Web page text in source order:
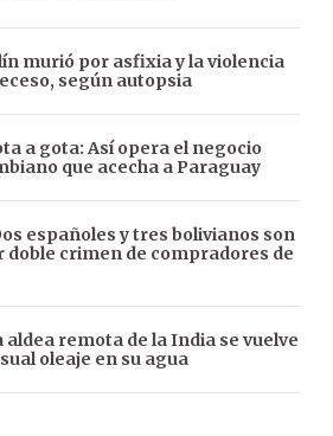
murió por asfixia y la violencia
según autopsia
a gota: Así opera el negocio
que acecha a Paraguay
españoles y tres bolivianos son
doble crimen de compradores de
aldea remota de la India se vuelve
oleaje en su agua